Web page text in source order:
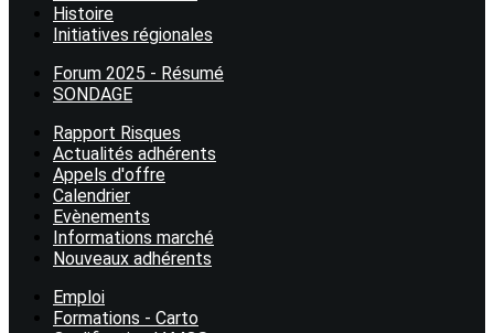
Histoire
Initiatives régionales
Forum 2025 - Résumé
SONDAGE
Rapport Risques
Actualités adhérents
Appels d'offre
Calendrier
Evènements
Informations marché
Nouveaux adhérents
Emploi
Formations - Carto